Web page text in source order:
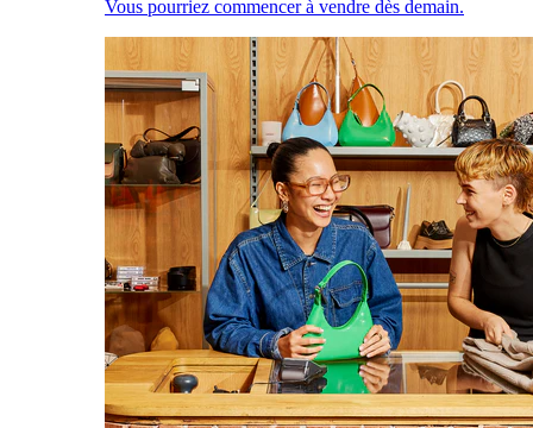
Vous pourriez commencer à vendre dès demain.